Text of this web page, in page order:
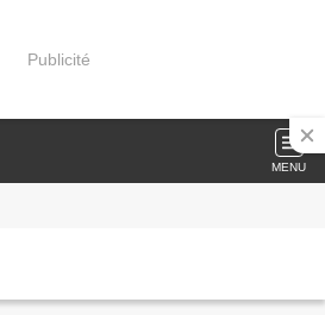
Publicité
MENU